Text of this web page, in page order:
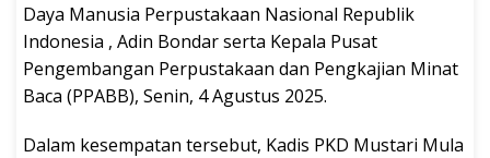
Daya Manusia Perpustakaan Nasional Republik
Indonesia , Adin Bondar serta Kepala Pusat
Pengembangan Perpustakaan dan Pengkajian Minat
Baca (PPABB), Senin, 4 Agustus 2025.
Dalam kesempatan tersebut, Kadis PKD Mustari Mula